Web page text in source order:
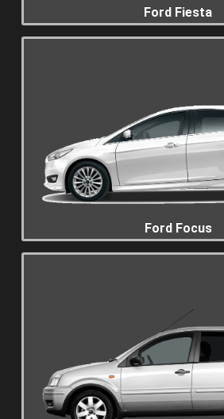
Ford Fiesta
Ford Focus